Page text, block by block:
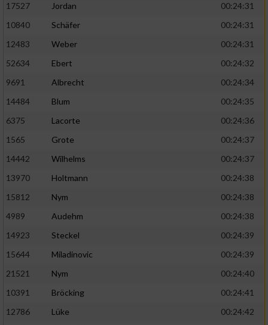
17527
Jordan
00:24:31
10840
Schäfer
00:24:31
12483
Weber
00:24:31
52634
Ebert
00:24:32
9691
Albrecht
00:24:34
14484
Blum
00:24:35
6375
Lacorte
00:24:36
1565
Grote
00:24:37
14442
Wilhelms
00:24:37
13970
Holtmann
00:24:38
15812
Nym
00:24:38
4989
Audehm
00:24:38
14923
Steckel
00:24:39
15644
Miladinovic
00:24:39
21521
Nym
00:24:40
10391
Bröcking
00:24:41
12786
Lüke
00:24:42